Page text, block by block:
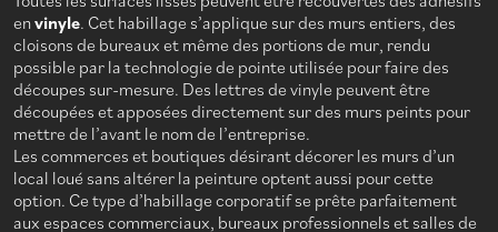
en vinyle. Cet habillage s’applique sur des murs entiers, des
cloisons de bureaux et même des portions de mur, rendu
possible par la technologie de pointe utilisée pour faire des
découpes sur-mesure. Des lettres de vinyle peuvent être
découpées et apposées directement sur des murs peints pour
mettre de l’avant le nom de l’entreprise.
Les commerces et boutiques désirant décorer les murs d’un
local loué sans altérer la peinture optent aussi pour cette
option. Ce type d’habillage corporatif se prête parfaitement
aux espaces commerciaux, bureaux professionnels et salles de